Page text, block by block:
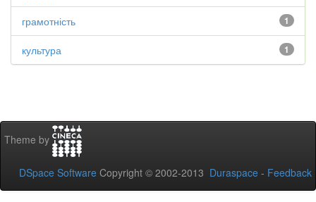
1
грамотність
1
культура
Theme by
DSpace Software Copyright © 2002-2013 Duraspace - Feedback